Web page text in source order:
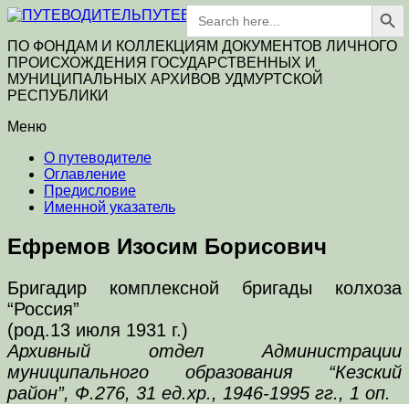
Search
for:
Search Button
ПУТЕВОДИТЕЛЬ
ПО ФОНДАМ И КОЛЛЕКЦИЯМ ДОКУМЕНТОВ ЛИЧНОГО
ПРОИСХОЖДЕНИЯ ГОСУДАРСТВЕННЫХ И
МУНИЦИПАЛЬНЫХ АРХИВОВ УДМУРТСКОЙ
РЕСПУБЛИКИ
Меню
О путеводителе
Оглавление
Предисловие
Именной указатель
Ефремов Изосим Борисович
Бригадир комплексной бригады колхоза
“Россия”
(род.13 июля 1931 г.)
Архивный отдел Администрации
муниципального образования “Кезский
район”, Ф.276, 31 ед.хр., 1946-1995 гг., 1 оп.